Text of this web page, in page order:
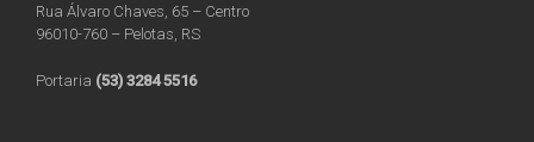
Rua Álvaro Chaves, 65 – Centro
96010-760 – Pelotas, RS
Portaria (53) 3284 5516